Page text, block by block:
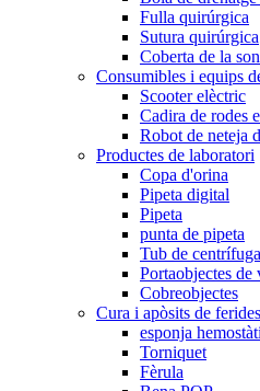
Fulla quirúrgica
Sutura quirúrgica
Coberta de la
Consumibles i equips
Scooter elèctric
Cadira de rodes
Robot de neteja
Productes de laboratori
Copa d'orina
Pipeta digital
Pipeta
punta de pipeta
Tub de centrífuga
Portaobjectes de
Cobreobjectes
Cura i apòsits de ferides
esponja
Torniquet
Fèrula